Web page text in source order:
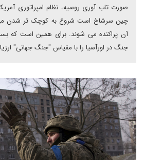
صورت تاب آوری روسیه، نظام امپراتوری
چین سرشاخ است شروع به کوچک تر شدن می
آن پراکنده می شوند. برای همین است که
جنگ در اورآسیا را با مقیاس "جنگ جهانی"